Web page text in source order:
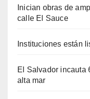
Inician obras de
calle El Sauce
Instituciones están
El Salvador incauta
alta mar